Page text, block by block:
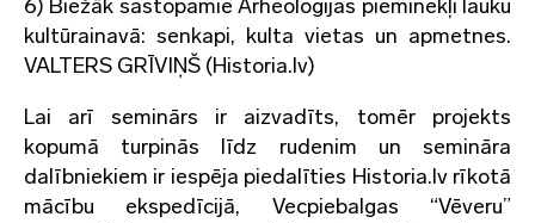
6) Biežāk sastopamie Arheoloģijas pieminekļi lauku
kultūrainavā: senkapi, kulta vietas un apmetnes.
VALTERS GRĪVIŅŠ (Historia.lv)
Lai arī seminārs ir aizvadīts, tomēr projekts
kopumā turpinās līdz rudenim un semināra
dalībniekiem ir iespēja piedalīties Historia.lv rīkotā
mācību ekspedīcijā, Vecpiebalgas “Vēveru”